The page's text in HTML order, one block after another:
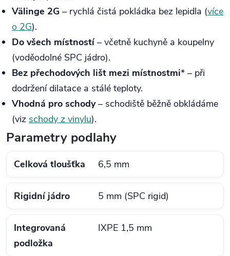
Välinge 2G – rychlá čistá pokládka bez lepidla (více
o 2G).
Do všech místností– včetně kuchyně a koupelny
(voděodolné SPC jádro).
Bez přechodových lišt mezi místnostmi* – při
dodržení dilatace a stálé teploty.
Vhodná pro schody– schodiště běžně obkládáme
(viz schody z vinylu).
Parametry podlahy
Celková tloušťka 6,5 mm
Rigidní jádro 5 mm (SPC rigid)
Integrovaná
podložka
IXPE 1,5 mm